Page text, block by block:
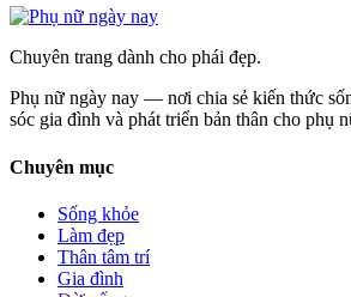
Chuyên trang dành cho phái đẹp.
Phụ nữ ngày nay — nơi chia sẻ kiến thức
sóc gia đình và phát triển bản thân cho phụ
Chuyên mục
Sống khỏe
Làm đẹp
Thân tâm trí
Gia đình